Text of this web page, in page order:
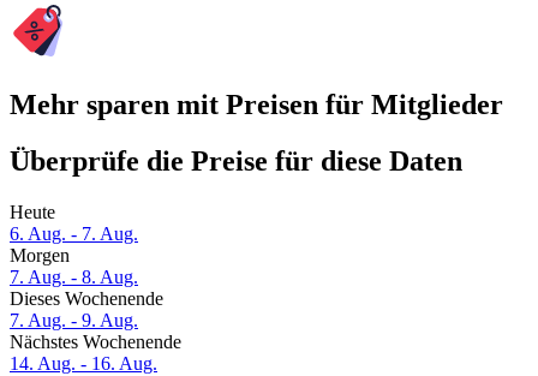
Mehr sparen mit Preisen für Mitglieder
Überprüfe die Preise für diese Daten
Heute
6. Aug. - 7. Aug.
Morgen
7. Aug. - 8. Aug.
Dieses Wochenende
7. Aug. - 9. Aug.
Nächstes Wochenende
14. Aug. - 16. Aug.